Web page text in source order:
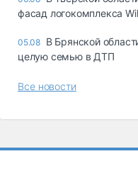
фасад логокомплекса
05.08 В Брянской
целую семью в ДТП
Все новости